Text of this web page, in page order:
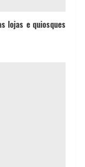
lojas e quiosques